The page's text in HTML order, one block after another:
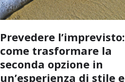
Prevedere l’imprevisto:
come trasformare la
seconda opzione in
un’esperienza di stile e